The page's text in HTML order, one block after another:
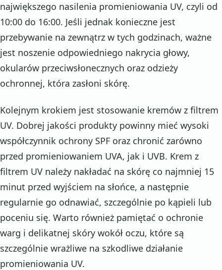
największego nasilenia promieniowania UV, czyli od
10:00 do 16:00. Jeśli jednak konieczne jest
przebywanie na zewnątrz w tych godzinach, ważne
jest noszenie odpowiedniego nakrycia głowy,
okularów przeciwsłonecznych oraz odzieży
ochronnej, która zasłoni skórę.
Kolejnym krokiem jest stosowanie kremów z filtrem
UV. Dobrej jakości produkty powinny mieć wysoki
współczynnik ochrony SPF oraz chronić zarówno
przed promieniowaniem UVA, jak i UVB. Krem z
filtrem UV należy nakładać na skórę co najmniej 15
minut przed wyjściem na słońce, a następnie
regularnie go odnawiać, szczególnie po kąpieli lub
poceniu się. Warto również pamiętać o ochronie
warg i delikatnej skóry wokół oczu, które są
szczególnie wrażliwe na szkodliwe działanie
promieniowania UV.